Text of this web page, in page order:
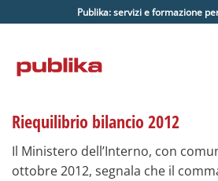
ai
Publika: servizi e formazione
Riequilibrio bilancio 2012
Il Ministero dell’Interno, con
ottobre 2012, segnala che il